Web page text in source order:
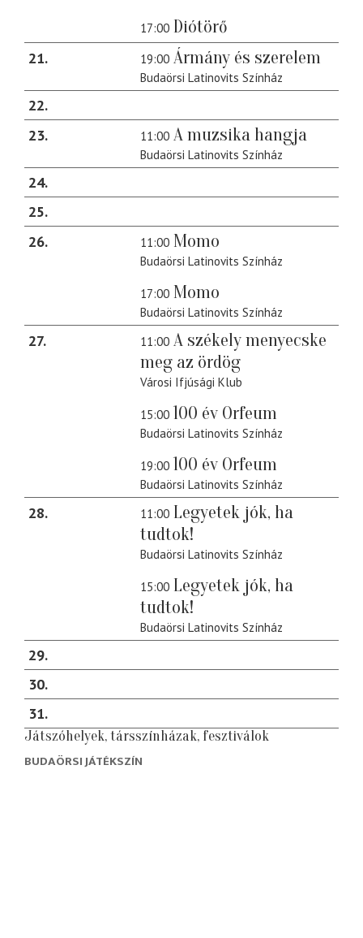
17:00 Diótörő
21 19:00 Ármány és szerelem
Budaörsi Latinovits Színház
22
23
11:00 A muzsika hangja
Budaörsi Latinovits Színház
24
25
26
11:00 Momo
Budaörsi Latinovits Színház
17:00 Momo
Budaörsi Latinovits Színház
27 11:00 A székely menyecske
meg az ördög
Városi Ifjúsági Klub
15:00 100 év Orfeum
Budaörsi Latinovits Színház
19:00 100 év Orfeum
Budaörsi Latinovits Színház
28 11:00 Legyetek jók, ha
tudtok!
Budaörsi Latinovits Színház
15:00 Legyetek jók, ha
tudtok!
Budaörsi Latinovits Színház
29
30
31
Játszóhelyek, társszínházak, fesztiválok
BUDAÖRSI JÁTÉKSZÍN